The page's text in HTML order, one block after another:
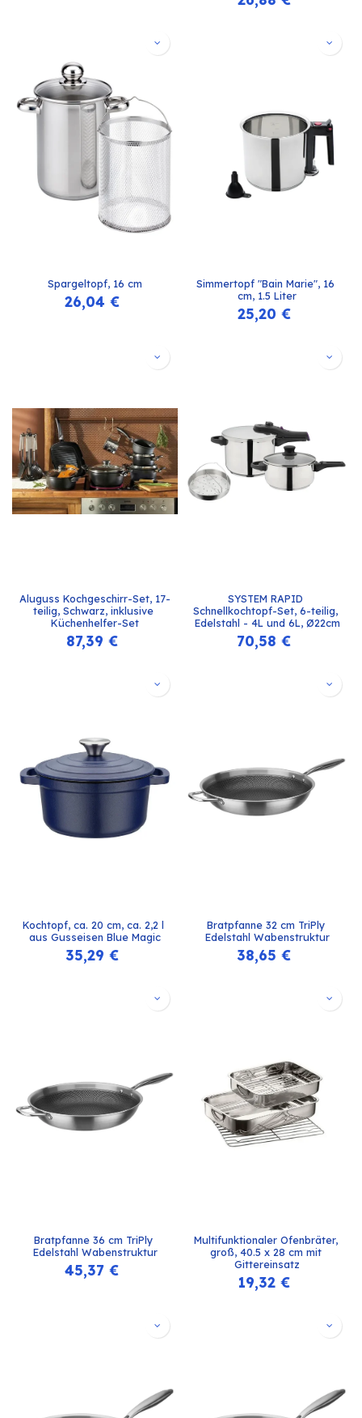
Spargeltopf, 16 cm
26,04 €
Simmertopf "Bain Marie", 16
cm, 1.5 Liter
25,20 €
Aluguss Kochgeschirr-Set, 17-
teilig, Schwarz, inklusive
Küchenhelfer-Set
87,39 €
SYSTEM RAPID
Schnellkochtopf-Set, 6-teilig,
Edelstahl - 4L und 6L, Ø22cm
70,58 €
Kochtopf, ca. 20 cm, ca. 2,2 l
aus Gusseisen Blue Magic
35,29 €
Bratpfanne 32 cm TriPly
Edelstahl Wabenstruktur
38,65 €
Bratpfanne 36 cm TriPly
Edelstahl Wabenstruktur
45,37 €
Multifunktionaler Ofenbräter,
groß, 40.5 x 28 cm mit
Gittereinsatz
19,32€